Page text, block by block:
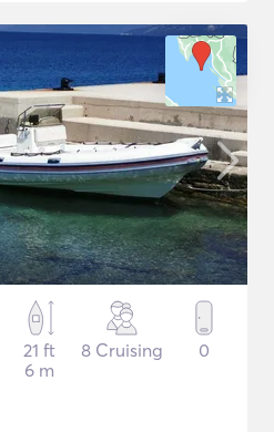
21 ft
6 m
8 Cruising 0